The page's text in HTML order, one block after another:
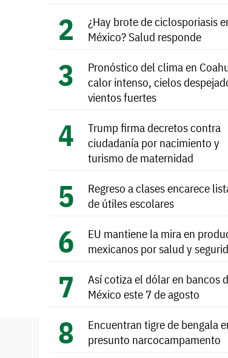
¿Hay brote de ciclosporiasis
México? Salud responde
Pronóstico del clima en
calor intenso, cielos
vientos fuertes
Trump firma decretos contra
ciudadanía por nacimiento y
turismo de maternidad
Regreso a clases encarece
de útiles escolares
EU mantiene la mira en
mexicanos por salud y
Así cotiza el dólar en bancos
México este 7 de agosto
Encuentran tigre de bengala
presunto narcocampamento